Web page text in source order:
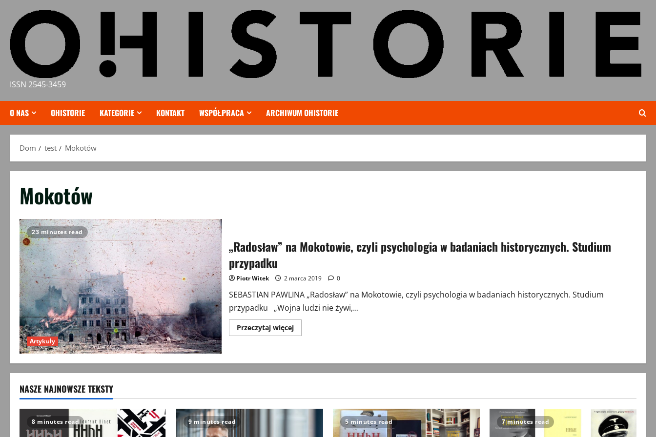
treści
ISSN 2545-3459
O NAS OHISTORIE KATEGORIE KONTAKT WSPÓŁPRACA ARCHIWUM OHISTORIE
Dom test Mokotów
Mokotów
23 minutes read
Artykuły
„Radosław” na Mokotowie, czyli psychologia w badaniach historycznych. Studium
przypadku
Piotr Witek 2 marca 2019 0
SEBASTIAN PAWLINA „Radosław” na Mokotowie, czyli psychologia w badaniach historycznych. Studium
przypadku „Wojna ludzi nie żywi,...
Przeczytaj więcejPrzeczytaj
więcej
Mokotowie,
psychologia
przypadku
NASZE NAJNOWSZE TEKSTY
8 minutes read 9 minutes read 5 minutes read 7 minutes read